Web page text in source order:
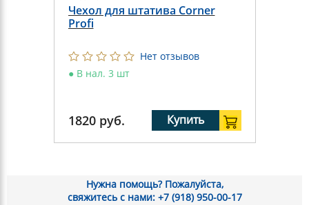
Чехол для штатива Corner
Profi
Нет отзывов
● В нал. 3 шт
1820 руб. Купить
Нужна помощь? Пожалуйста,
свяжитесь с нами: +7 (918) 950-00-17